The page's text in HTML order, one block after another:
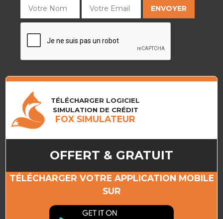
TÉLÉCHARGER LOGICIEL
SIMULATION DE CRÉDIT
FOX SIMULATEUR
OFFERT & GRATUIT
TÉLÉCHARGER VOTRE APPLICATION MOBILE
SUR